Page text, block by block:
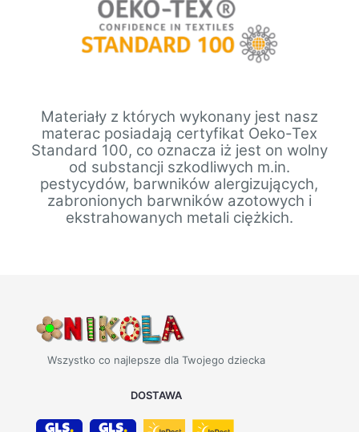
Materiały z których wykonany jest nasz
materac posiadają certyfikat Oeko-Tex
Standard 100, co oznacza iż jest on wolny
od substancji szkodliwych m.in.
pestycydów, barwników alergizujących,
zabronionych barwników azotowych i
ekstrahowanych metali ciężkich.
Wszystko co najlepsze dla Twojego dziecka
DOSTAWA